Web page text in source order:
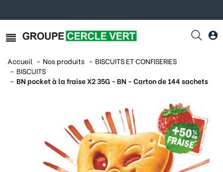
Accueil Nos produits
BISCUITS ET CONFISERIES
BISCUITS
BN pocket à la fraise X2 35G - BN - Carton de 144 sachets